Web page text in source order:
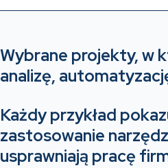
Wybrane projekty, w
analizę,
Każdy przykład
zastosowanie
usprawniają pracę